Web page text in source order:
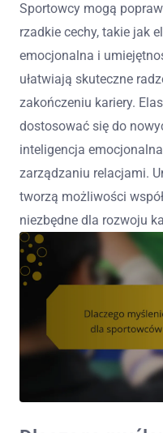
Sportowcy mogą
rzadkie cechy, takie jak
emocjonalna i
ułatwiają skuteczne
zakończeniu kariery.
dostosować się do
inteligencja
zarządzaniu relacjami.
tworzą możliwości
niezbędne dla rozwoju